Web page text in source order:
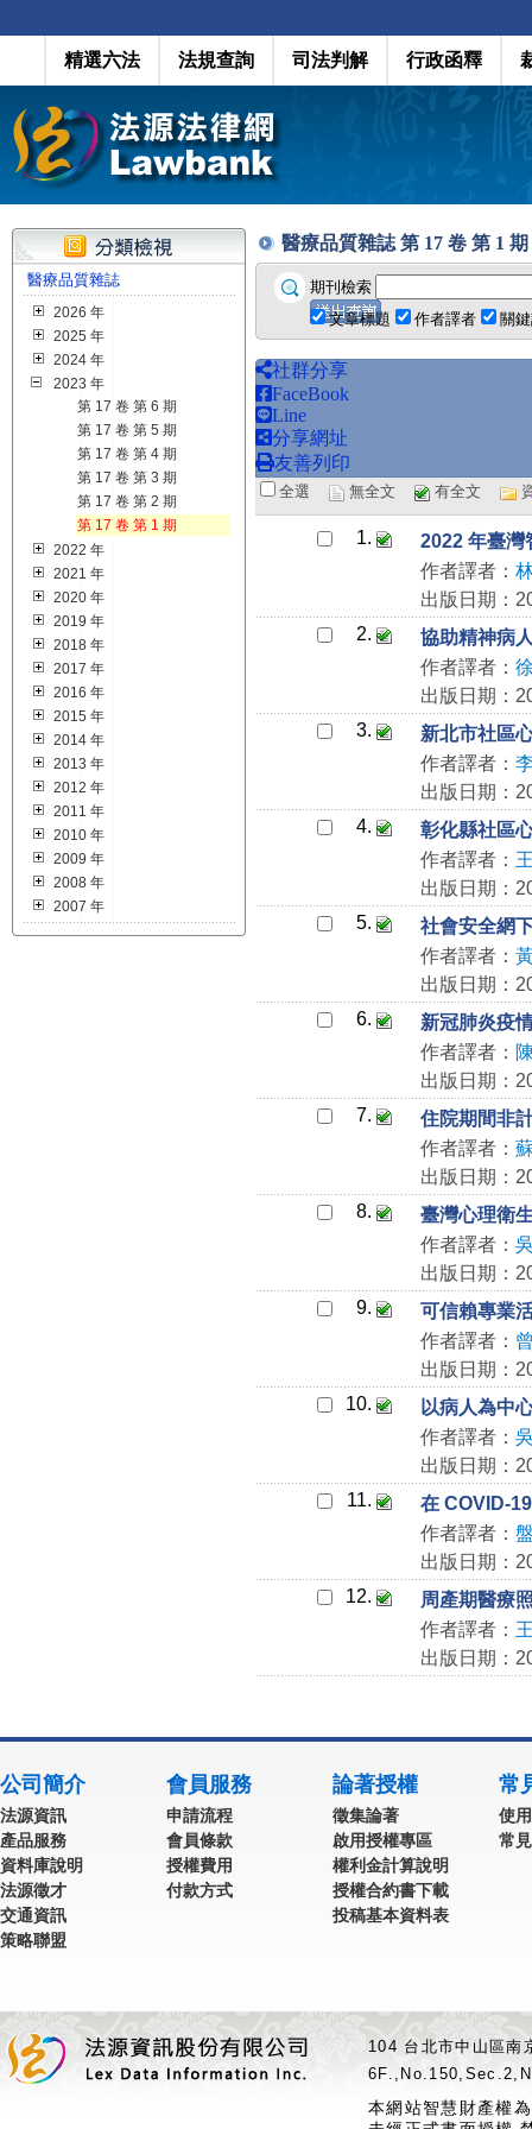
精選六法 法規查詢 司法判解 行政函釋
醫療品質雜誌
2026 年
2025 年
2024 年
2023 年
第 17 卷 第 6 期
第 17 卷 第 5 期
第 17 卷 第 4 期
第 17 卷 第 3 期
第 17 卷 第 2 期
第 17 卷 第 1 期
2022 年
2021 年
2020 年
2019 年
2018 年
2017 年
2016 年
2015 年
2014 年
2013 年
2012 年
2011 年
2010 年
2009 年
2008 年
2007 年
醫療品質雜誌 第 17 卷 第 1 期
期刊檢索
文章標題
作者譯者 關
社群分享
FaceBook
Line
分享網址
友善列印
全選 無全文 有全文
1.
2022 年臺灣
作者譯者：
出版日期：
2.
協助精神病
作者譯者：
出版日期：
3.
新北市社區
作者譯者：
出版日期：
4.
彰化縣社區
作者譯者：
出版日期：
5.
社會安全網
作者譯者：
出版日期：
6.
新冠肺炎疫
作者譯者：
出版日期：
7.
住院期間非
作者譯者：
出版日期：
8.
臺灣心理衛
作者譯者：
出版日期：
9.
可信賴專業
作者譯者：
出版日期：
10.
以病人為中
作者譯者：
出版日期：
11.
在 COVID-
作者譯者：
出版日期：
12.
周產期醫療
作者譯者：
出版日期：
公司簡介
法源資訊
產品服務
資料庫說明
法源徵才
交通資訊
策略聯盟
會員服務
申請流程
會員條款
授權費用
付款方式
論著授權
徵集論著
啟用授權專區
權利金計算說明
授權合約書下載
投稿基本資料表
常
使
常
104 台北市中山區
本網站智慧財產權